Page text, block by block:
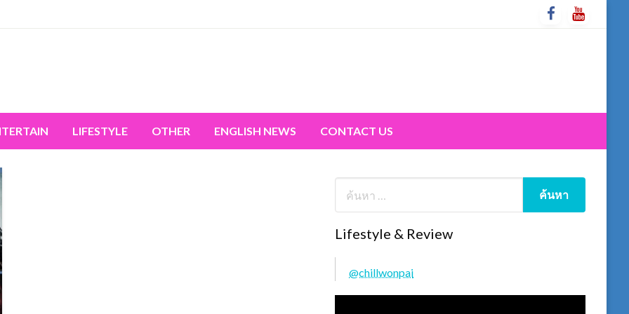
LIFESTYLE OTHER ENGLISH NEWS CONTACT US
Lifestyle & Review
@chillwonpai